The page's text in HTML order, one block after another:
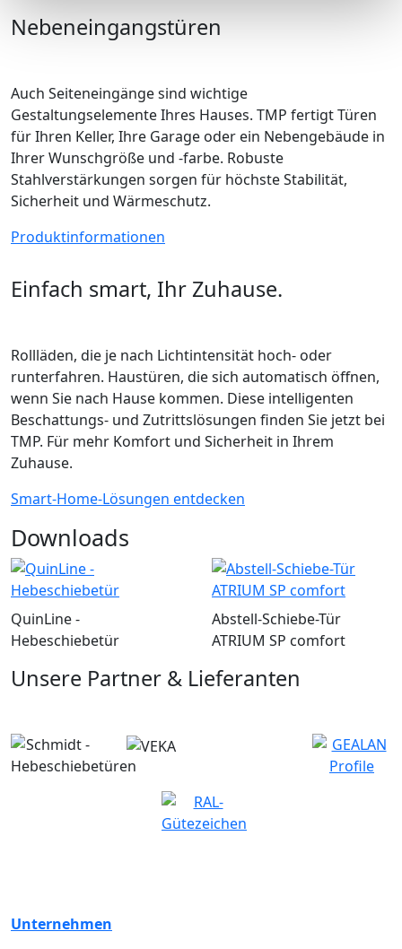
Nebeneingangstüren
Auch Seiteneingänge sind wichtige
Gestaltungselemente Ihres Hauses. TMP fertigt Türen
für Ihren Keller, Ihre Garage oder ein Nebengebäude in
Ihrer Wunschgröße und -farbe. Robuste
Stahlverstärkungen sorgen für höchste Stabilität,
Sicherheit und Wärmeschutz.
Produktinformationen
Einfach smart, Ihr Zuhause.
Rollläden, die je nach Lichtintensität hoch- oder
runterfahren. Haustüren, die sich automatisch öffnen,
wenn Sie nach Hause kommen. Diese intelligenten
Beschattungs- und Zutrittslösungen finden Sie jetzt bei
TMP. Für mehr Komfort und Sicherheit in Ihrem
Zuhause.
Smart-Home-Lösungen entdecken
Downloads
QuinLine -
Hebeschiebetür
Abstell-Schiebe-Tür
ATRIUM SP comfort
Unsere Partner & Lieferanten
Unternehmen